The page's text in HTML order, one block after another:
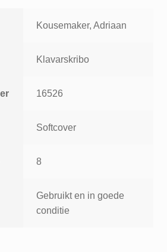
Kousemaker, Adriaan
Klavarskribo
16526
Softcover
8
Gebruikt en in goede
conditie